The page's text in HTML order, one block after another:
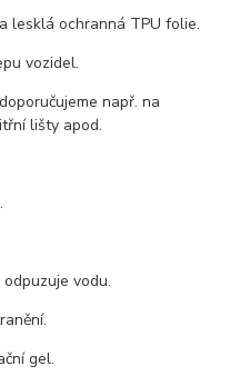
lesklá ochranná TPU folie.
vozidel.
např. na
lišty apod.
vodu.
gel.